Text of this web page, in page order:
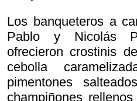
Los banqueteros a
Pablo y Nicolás
ofrecieron crostinis
cebolla
pimentones
champiñones